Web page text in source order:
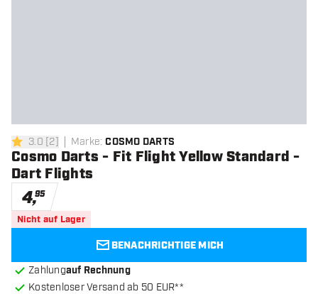
3 Bewertungssterne
3.0 [2] Marke: COSMO DARTS
Cosmo Darts - Fit Flight Yellow Standard -
Dart Flights
4,95
Nicht auf Lager
BENACHRICHTIGE MICH
Zahlungauf Rechnung
Kostenloser Versand ab 50 EUR**